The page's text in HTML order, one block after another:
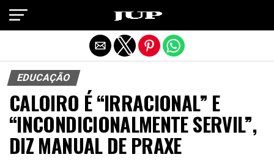
EDUCAÇÃO
CALOIRO É “IRRACIONAL” E
“INCONDICIONALMENTE SERVIL”,
DIZ MANUAL DE PRAXE
Exit mobile version